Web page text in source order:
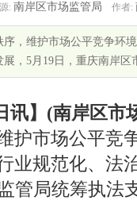
: 南岸区市场监管局 作者:
，维护市场公平竞争环
，5月19日，重庆南岸区
讯】(南岸区市
护市场公平竞
业规范化、法
管局统筹执法